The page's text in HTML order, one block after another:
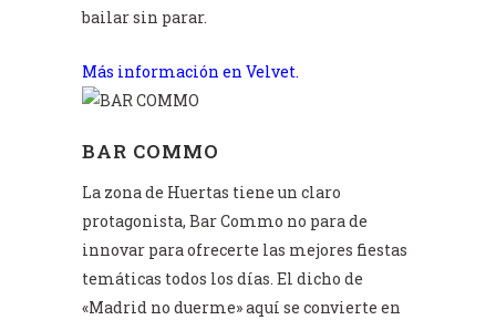
bailar sin parar.
Más información en Velvet.
BAR COMMO
La zona de Huertas tiene un claro
protagonista, Bar Commo no para de
innovar para ofrecerte las mejores fiestas
temáticas todos los días. El dicho de
«Madrid no duerme» aquí se convierte en